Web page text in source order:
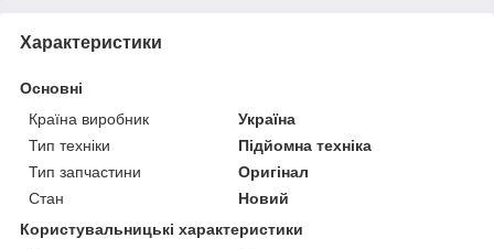
Характеристики
Основні
Країна виробник
Україна
Тип техніки
Підйомна техніка
Тип запчастини
Оригінал
Стан
Новий
Користувальницькі характеристики